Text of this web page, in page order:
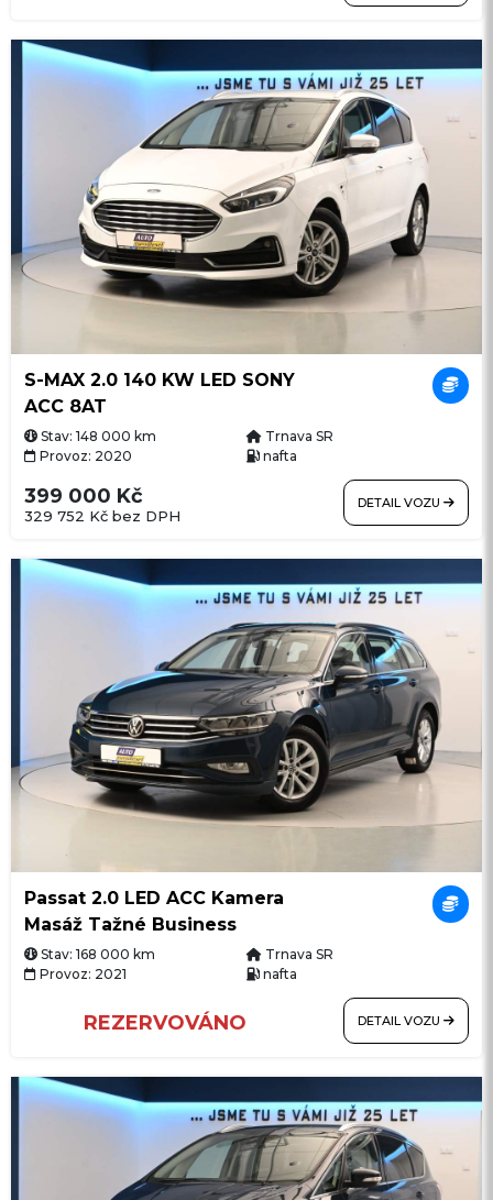
S-MAX 2.0 140 KW LED SONY
ACC 8AT
Stav: 148 000 km
Trnava SR
Provoz: 2020
nafta
329 752 Kč bez DPH
399 000 Kč DETAIL VOZU
Passat 2.0 LED ACC Kamera
Masáž Tažné Business
Stav: 168 000 km
Trnava SR
Provoz: 2021
nafta
REZERVOVÁNO DETAIL VOZU